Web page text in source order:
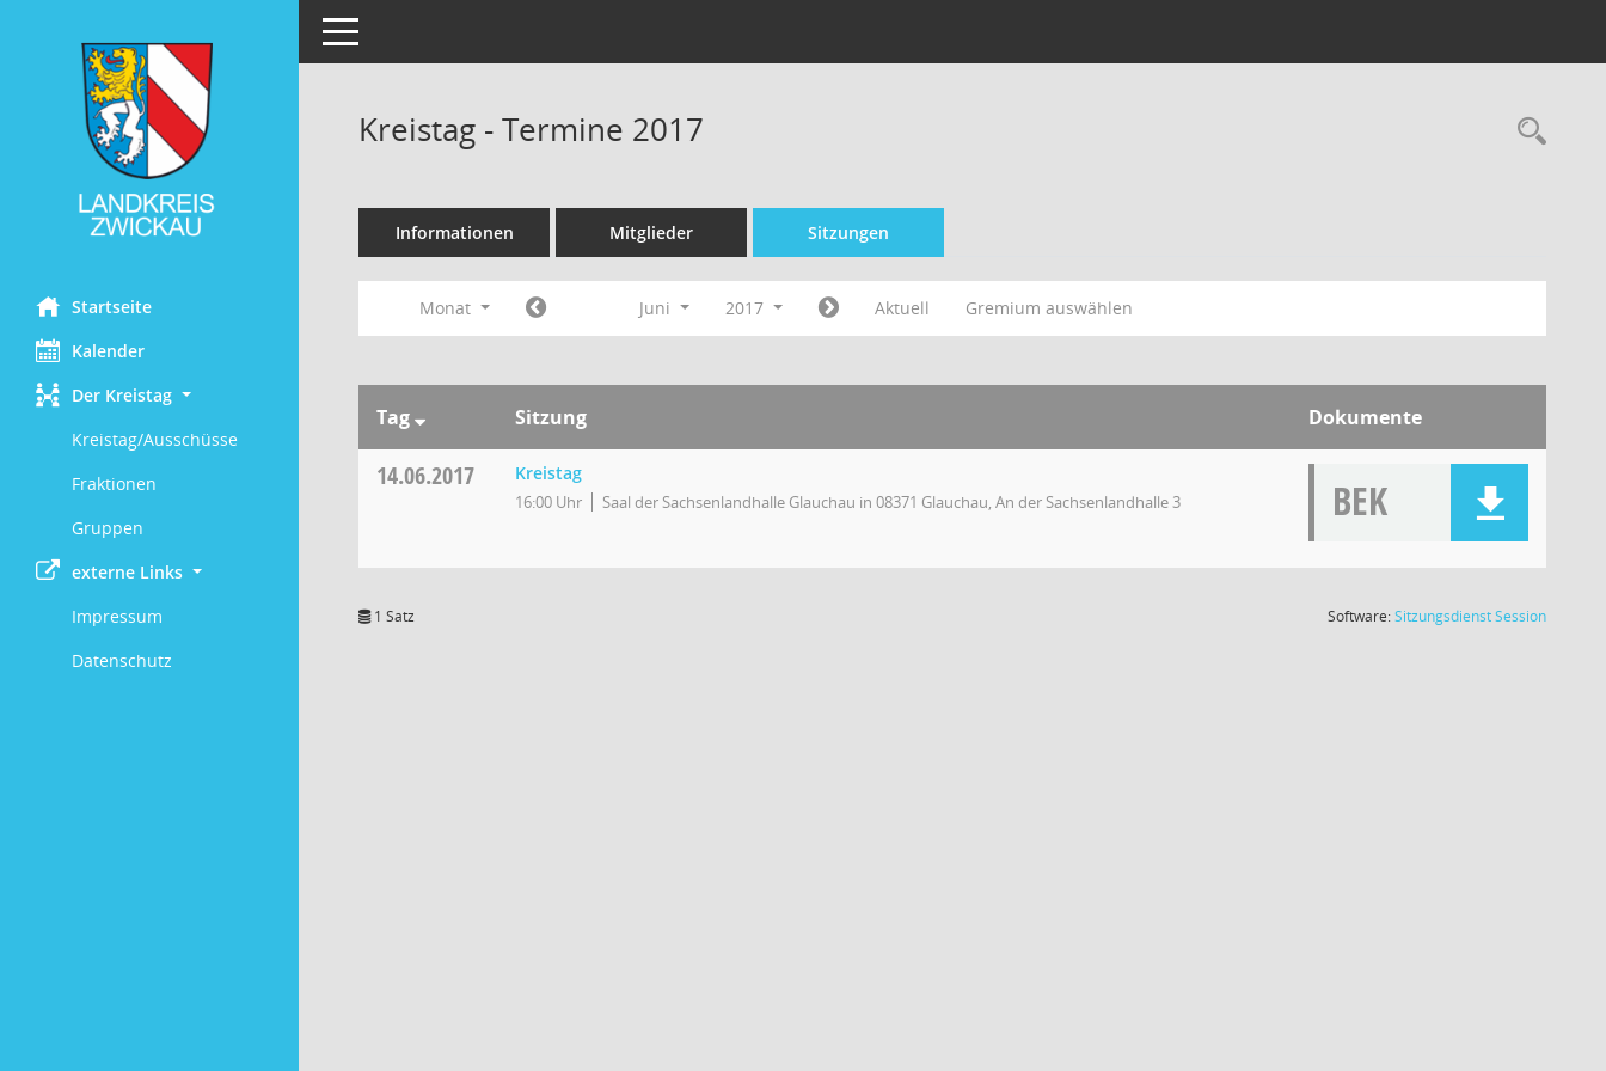
Startseite
Kalender
Der Kreistag
Kreistag/Ausschüsse
Fraktionen
Gruppen
externe Links
Impressum
Datenschutz
Toggle navigation
Kreistag - Termine 2017
Informationen Mitglieder Sitzungen
Monat Juni 2017 Aktuell Gremium auswählen
Tag Sitzung Dokumente
14.06.2017 Kreistag
16:00 Uhr Saal der Sachsenlandhalle Glauchau in 08371 Glauchau, An der Sachsenlandhalle 3 BEK
1 Satz Software:SitzungsdienstSession(Wird in